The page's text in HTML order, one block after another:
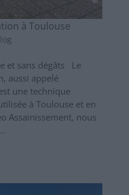
à Toulouse
et sans dégâts Le
aussi appelé
une technique
à Toulouse et en
Assainissement, nous